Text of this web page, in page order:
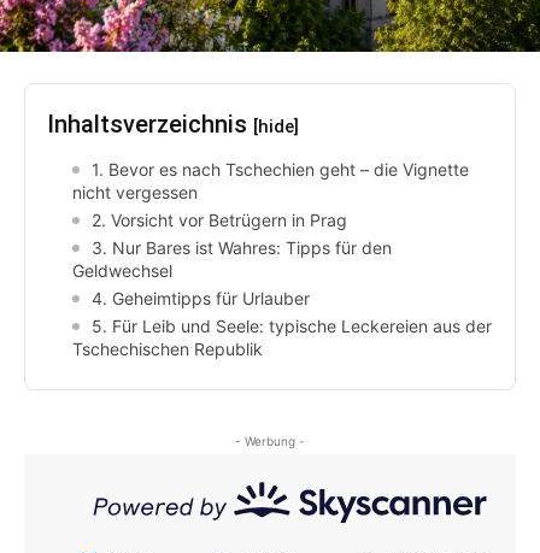
Inhaltsverzeichnis [hide]
1. Bevor es nach Tschechien geht – die Vignette
nicht vergessen
2. Vorsicht vor Betrügern in Prag
3. Nur Bares ist Wahres: Tipps für den
Geldwechsel
4. Geheimtipps für Urlauber
5. Für Leib und Seele: typische Leckereien aus der
Tschechischen Republik
- Werbung -